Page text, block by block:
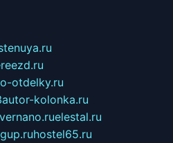
otdelky.ru
kolonka.ru
elestal.ru
hostel65.ru